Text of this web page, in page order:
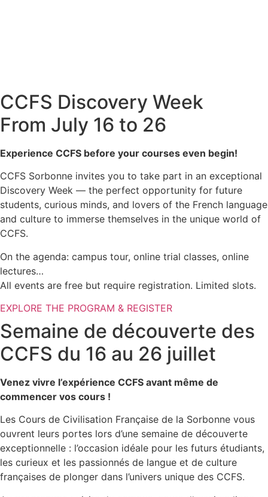
CCFS Discovery Week
From July 16 to 26
Experience CCFS before your courses even begin!
CCFS Sorbonne invites you to take part in an exceptional
Discovery Week — the perfect opportunity for future
students, curious minds, and lovers of the French language
and culture to immerse themselves in the unique world of
CCFS.
On the agenda: campus tour, online trial classes, online
lectures…
All events are free but require registration. Limited slots.
EXPLORE THE PROGRAM & REGISTER
Semaine de découverte des
CCFS du 16 au 26 juillet
Venez vivre l’expérience CCFS avant même de
commencer vos cours !
Les Cours de Civilisation Française de la Sorbonne vous
ouvrent leurs portes lors d’une semaine de découverte
exceptionnelle : l’occasion idéale pour les futurs étudiants,
les curieux et les passionnés de langue et de culture
françaises de plonger dans l’univers unique des CCFS.